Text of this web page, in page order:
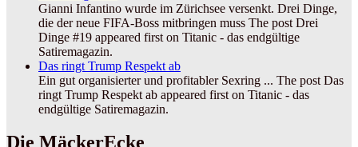
Gianni Infantino wurde im Zürichsee versenkt. Drei Dinge,
die der neue FIFA-Boss mitbringen muss The post Drei
Dinge #19 appeared first on Titanic - das endgültige
Satiremagazin.
Das ringt Trump Respekt ab
Ein gut organisierter und profitabler Sexring ... The post Das
ringt Trump Respekt ab appeared first on Titanic - das
endgültige Satiremagazin.
Die MäckerEcke